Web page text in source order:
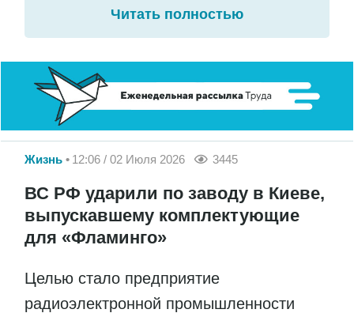
Читать полностью
Жизнь 12:06 / 02 Июля 2026 3445
ВС РФ ударили по заводу в Киеве,
выпускавшему комплектующие
для «Фламинго»
Целью стало предприятие
радиоэлектронной промышленности